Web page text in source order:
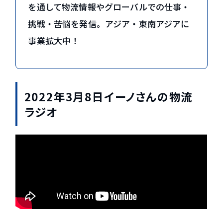
を通して物流情報やグローバルでの仕事・
挑戦・苦悩を発信。アジア・東南アジアに
事業拡大中！
2022年3月8日イーノさんの物流
ラジオ